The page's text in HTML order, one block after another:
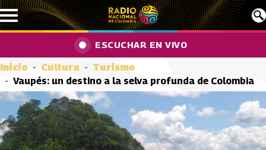
Pasar al contenido principal
ESCUCHAR EN VIVO
Inicio Cultura
Turismo
Vaupés: un destino a la selva profunda de Colombia